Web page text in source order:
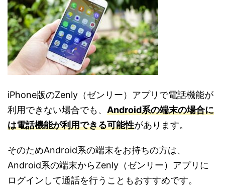
iPhone版のZenly（ゼンリー）アプリで電話機能が
利用できない場合でも、 Android系の端末の場合に
は電話機能が利用できる可能性があります。
そのためAndroid系の端末をお持ちの方は、
Android系の端末からZenly（ゼンリー）アプリに
ログインして通話を行うこともおすすめです。